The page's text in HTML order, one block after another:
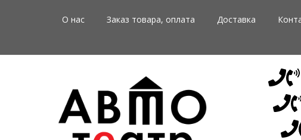
О нас Заказ товара, оплата Доставка